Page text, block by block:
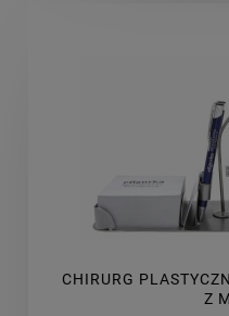
CHIRURG
Z